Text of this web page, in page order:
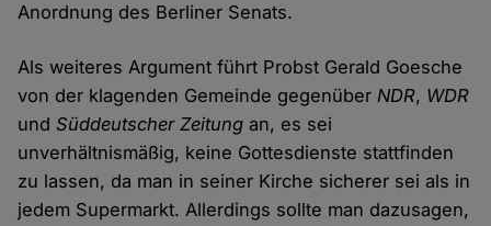
Anordnung des Berliner Senats.
Als weiteres Argument führt Probst Gerald Goesche
von der klagenden Gemeinde gegenüberNDR, WDR
undSüddeutscher Zeitung an, es sei
unverhältnismäßig, keine Gottesdienste stattfinden
zu lassen, da man in seiner Kirche sicherer sei als in
jedem Supermarkt. Allerdings sollte man dazusagen,